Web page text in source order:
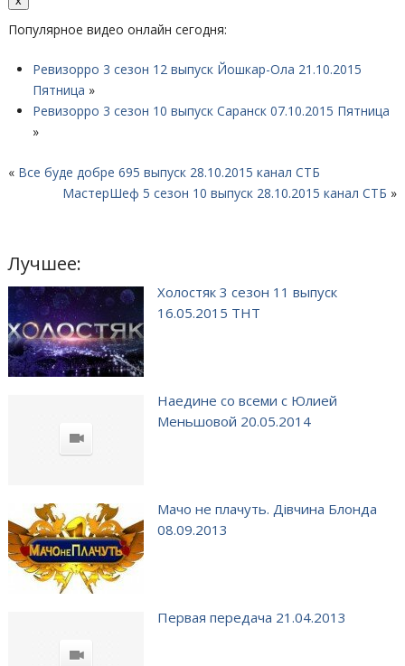
Популярное видео онлайн сегодня:
Ревизорро 3 сезон 12 выпуск Йошкар-Ола 21.10.2015
Пятница »
Ревизорро 3 сезон 10 выпуск Саранск 07.10.2015 Пятница
»
« Все буде добре 695 выпуск 28.10.2015 канал СТБ
МастерШеф 5 сезон 10 выпуск 28.10.2015 канал СТБ »
Лучшее:
Холостяк 3 сезон 11 выпуск
16.05.2015 ТНТ
Наедине со всеми с Юлией
Меньшовой 20.05.2014
Мачо не плачуть. Дівчина Блонда
08.09.2013
Первая передача 21.04.2013